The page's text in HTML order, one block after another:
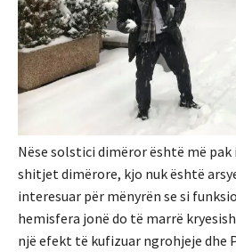
Nëse solstici dimëror është më
shitjet dimërore, kjo nuk është
interesuar për mënyrën se si
hemisfera jonë do të marrë
një efekt të kufizuar ngrohjeje dhe